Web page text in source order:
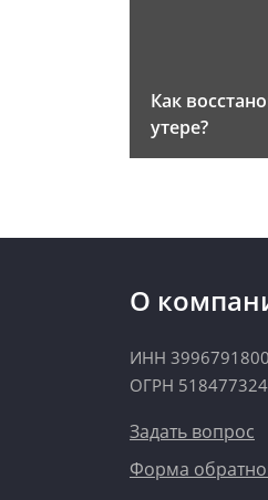
Как
утере?
О
ИНН 3996791800
ОГРН
Задать вопрос
Форма